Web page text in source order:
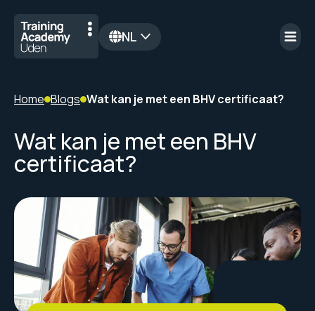
NL
Home Blogs Wat kan je met een BHV certificaat?
Wat kan je met een BHV
certificaat?